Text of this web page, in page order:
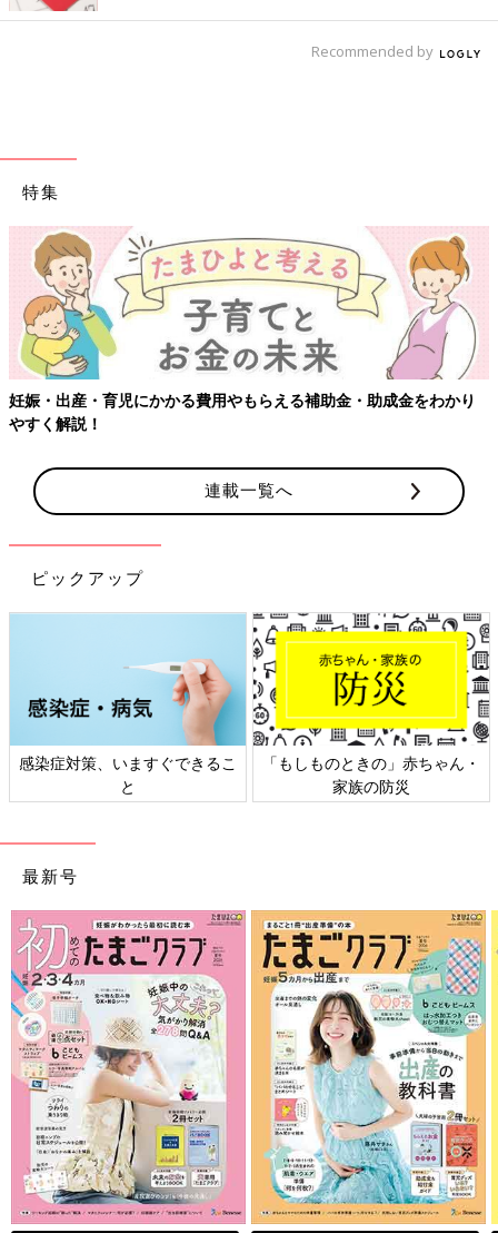
Recommended by
特集
妊娠・出産・育児にかかる費用やもらえる補助金・助成金をわかり
やすく解説！
連載一覧へ
ピックアップ
感染症対策、いますぐできるこ
と
「もしものときの」赤ちゃん・
家族の防災
最新号